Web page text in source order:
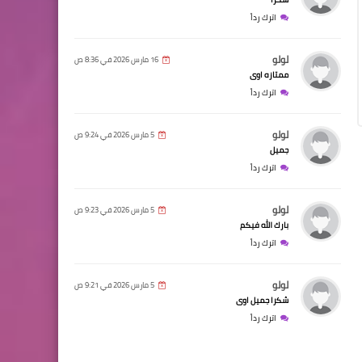
اترك رداً
لولو 16 مارس 2026 في 8:36 ص
ممتازه اوى
اترك رداً
لولو 5 مارس 2026 في 9:24 ص
جميل
اترك رداً
لولو 5 مارس 2026 في 9:23 ص
بارك الله فيكم
اترك رداً
لولو 5 مارس 2026 في 9:21 ص
شكرا جميل اوى
اترك رداً